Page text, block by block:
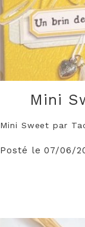
Mini
Mini Sweet par
Posté le 07/06/